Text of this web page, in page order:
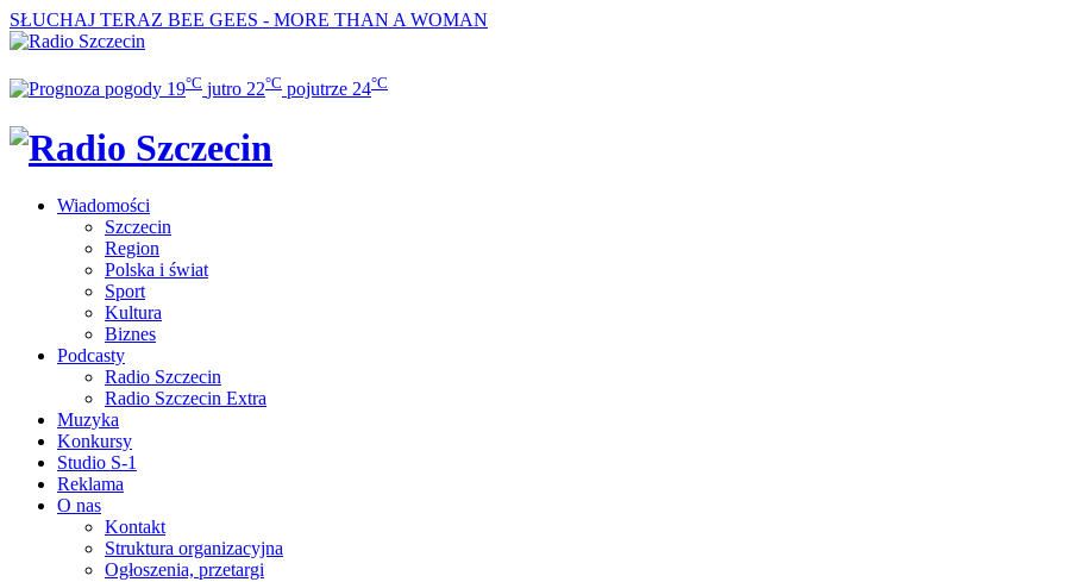
SŁUCHAJ TERAZ BEE GEES - MORE THAN A WOMAN
19°C jutro 22°C pojutrze 24°C
Wiadomości
Szczecin
Region
Polska i świat
Sport
Kultura
Biznes
Podcasty
Radio Szczecin
Radio Szczecin Extra
Muzyka
Konkursy
Studio S-1
Reklama
O nas
Kontakt
Struktura organizacyjna
Ogłoszenia, przetargi